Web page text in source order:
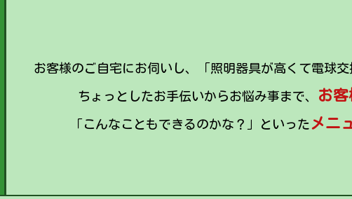
お客様のご自宅にお伺いし、「照明器具が高くて電球
ちょっとしたお手伝いからお悩み事まで、 お客
「こんなこともできるのかな？」といった メニ